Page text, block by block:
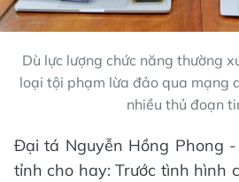
Dù lực lượng chức năng thường
loại tội phạm lừa đảo qua mạng
nhiều thủ đoạn
Đại tá Nguyễn Hồng Phong
tỉnh cho hay: Trước tình hình